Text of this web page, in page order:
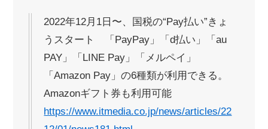
2022年12月1日〜、国税の“Pay払い”きょ
うスタート 「PayPay」「d払い」「au
PAY」「LINE Pay」「メルペイ」
「Amazon Pay」の6種類が利用できる。
Amazonギフト券も利用可能
https://www.itmedia.co.jp/news/articles/22